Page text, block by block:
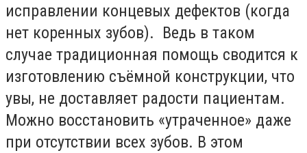
исправлении концевых дефектов (когда
нет коренных зубов). Ведь в таком
случае традиционная помощь сводится к
изготовлению съёмной конструкции, что
увы, не доставляет радости пациентам.
Можно восстановить «утраченное» даже
при отсутствии всех зубов. В этом